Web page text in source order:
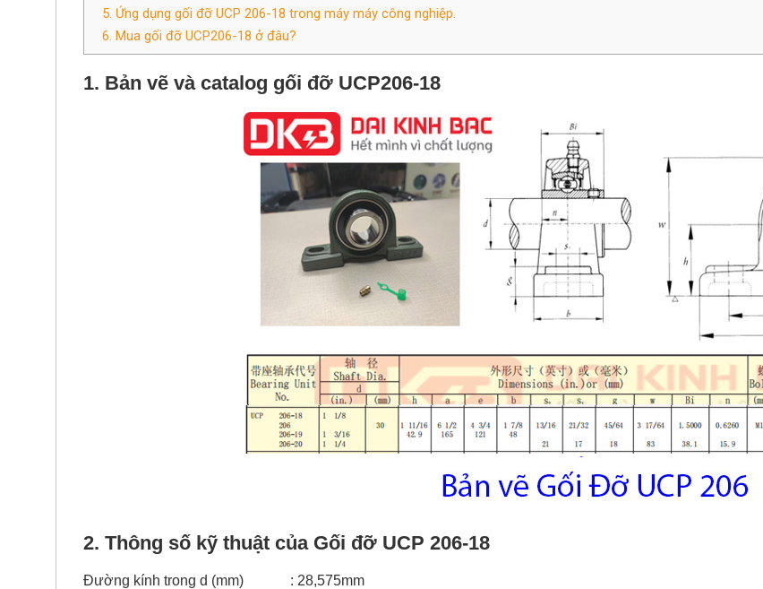
5. Ứng dụng gối đỡ UCP 206-18 trong máy máy công nghiệp.
6. Mua gối đỡ UCP206-18 ở đâu?
1. Bản vẽ và catalog gối đỡ UCP206-18
2. Thông số kỹ thuật của Gối đỡ UCP 206-18
Đường kính trong d (mm) : 28,575mm